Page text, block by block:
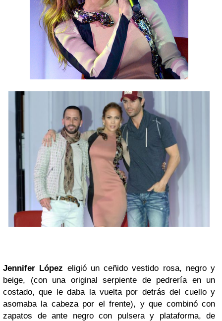
Jennifer López eligió un ceñido vestido rosa, negro y
beige, (con una original serpiente de pedrería en un
costado, que le daba la vuelta por detrás del cuello y
asomaba la cabeza por el frente), y que combinó con
zapatos de ante negro con pulsera y plataforma, de